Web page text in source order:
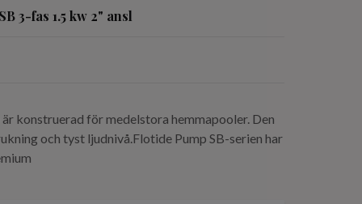
3-fas 1.5 kw 2" ansl
konstruerad för medelstora hemmapooler. Den
och tyst ljudnivå.Flotide Pump SB-serien har